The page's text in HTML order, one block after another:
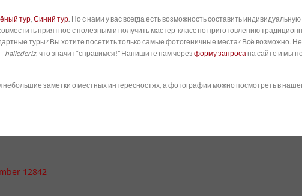
тур Синий тур . Но с нами у вас всегда есть возможность составить
приятное с полезным и получить мастер-класс по приготовлению
туры? Вы хотите посетить только самые фотогеничные места? Всё возможно.
hallederiz, что значит “справимся!” Напишите нам через форму запроса на сайте и мы
заметки о местных интересностях, а фотографии можно посмотреть в
12842